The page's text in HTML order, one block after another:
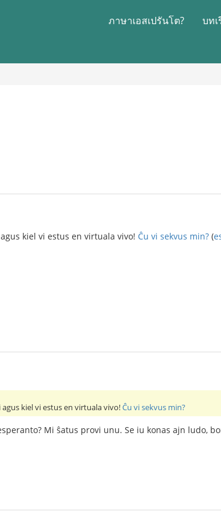
ภาษาเอสเปรันโต? บท
kiel vi estus en virtuala vivo! Ĉu vi sekvus min? (
agus kiel vi estus en virtuala vivo!Ĉu vi sekvus min?
Mi ŝatus provi unu. Se iu konas ajn ludo,